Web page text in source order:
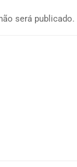
será publicado.